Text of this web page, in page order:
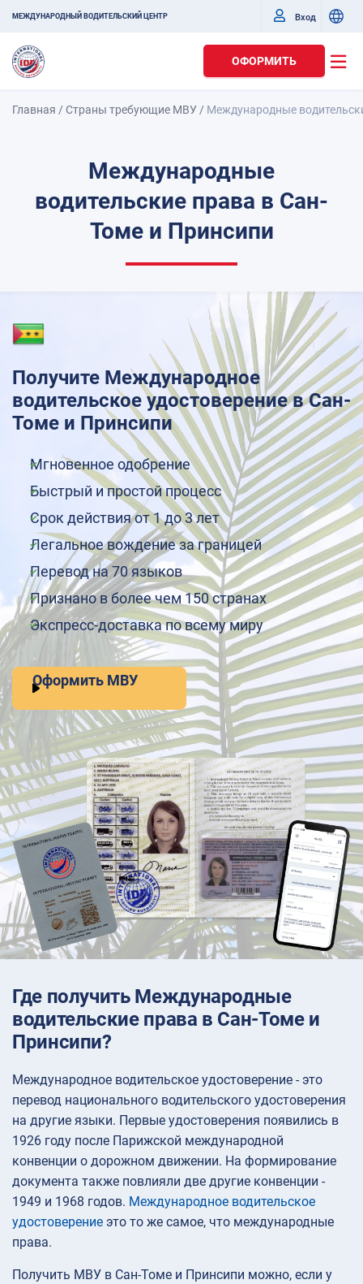
МЕЖДУНАРОДНЫЙ ВОДИТЕЛЬСКИЙ ЦЕНТР Вход
ОФОРМИТЬ
Главная /Страны требующие МВУ / Международные
Международные
водительские права в Сан-
Томе и Принсипи
Получите Международное
водительское удостоверение в Сан-
Томе и Принсипи
Мгновенное одобрение
Быстрый и простой процесс
Срок действия от 1 до 3 лет
Легальное вождение за границей
Перевод на 70 языков
Признано в более чем 150 странах
Экспресс-доставка по всему миру
Оформить МВУ
Где получить Международные
водительские права в Сан-Томе и
Принсипи?
Международное водительское удостоверение - это
перевод национального водительского удостоверения
на другие языки. Первые удостоверения появились в
1926 году после Парижской международной
конвенции о дорожном движении. На формирование
документа также повлияли две другие конвенции -
1949 и 1968 годов. Международное водительское
удостоверение это то же самое, что международные
права.
Получить МВУ в Сан-Томе и Принсипи можно, если у